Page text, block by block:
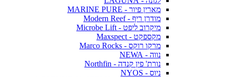
מארין פיור - MARINE PURE
מודרן ריף - Modern Reef
מיקרוב ליפט - Microbe Lift
מקספקט - Maxspect
מרקו רוקס - Marco Rocks
נווה - NEWA
נורת' פין קנדה - Northfin
ניוס - NYOS